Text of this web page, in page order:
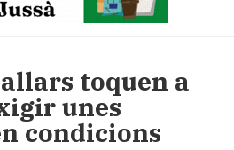
toquen a
unes
condicions